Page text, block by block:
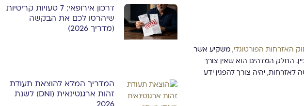
האזרחות הפורטוגלי, משקיע אשר
החלק המדהים הוא שאין צורך
יהיה צורך להפגין ידע
דרכון אירופאי: 7 טעויות קריטיות
שיהרסו לכם את הבקשה
(מדריך 2026)
המדריך המלא להוצאת תעודת
זהות ארגנטינאית (DNI) לשנת